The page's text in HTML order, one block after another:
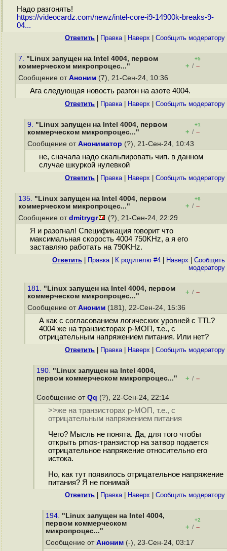
Надо разгонять!
https://videocardz.com/newz/intel-core-i9-14900k-breaks-9-
04...
Ответить Правка| Наверх Cообщить модератору
7. "Linux запущен на Intel 4004, первом
коммерческом микропроцес..."
+5
+ / –
Сообщение от Аноним (7), 21-Сен-24, 10:36
Ага следующая новость разгон на азоте 4004.
Ответить Правка| Наверх Cообщить модератору
9. "Linux запущен на Intel 4004, первом
коммерческом микропроцес..."
+1
+ / –
Сообщение от Анониматор (?), 21-Сен-24, 10:43
не, сначала надо скальпировать чип. в данном
случае шкуркой нулевкой
Ответить Правка| Наверх Cообщить модератору
135. "Linux запущен на Intel 4004, первом
коммерческом микропроцес..."
+6
+ / –
Сообщение от dmitrygr (?), 21-Сен-24, 22:29
Я и разогнал! Спецификация говорит что
максимальная скорость 4004 750KHz, а я его
заставляю работать на 790KHz.
Ответить Правка| К родителю #4 Наверх
Cообщить
модератору
181. "Linux запущен на Intel 4004, первом
коммерческом микропроцес..."
+ / –
Сообщение от Аноним (181), 22-Сен-24, 15:36
А как с согласованием логических уровней с TTL?
4004 же на транзисторах p-МОП, т.е., с
отрицательным напряжением питания. Или нет?
Ответить Правка| Наверх Cообщить модератору
190. "Linux запущен на Intel 4004,
первом коммерческом микропроцес..."
+ / –
Сообщение от Qq (?), 22-Сен-24, 22:14
>>же на транзисторах p-МОП, т.е., с
отрицательным напряжением питания
Чего? Мысль не понята. Да, для того чтобы
открыть pmos-транзистор на затвор подается
отрицательное напряжение относительно его
истока.
Но, как тут появилось отрицательное напряжение
питания? Я не понимай
Ответить Правка| Наверх Cообщить модератору
194. "Linux запущен на Intel 4004,
первом коммерческом
микропроцес..."
+2
+ / –
Сообщение от Аноним (-), 23-Сен-24, 03:17